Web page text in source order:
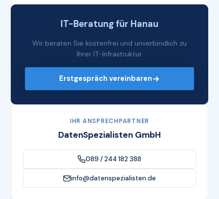
IT-Beratung für Hanau
Wir beraten Sie kostenfrei und unverbindlich zu
Ihrer IT-Infrastruktur.
Erstgespräch vereinbaren
IHR ANSPRECHPARTNER
DatenSpezialisten GmbH
089 / 244 182 388
info@datenspezialisten.de